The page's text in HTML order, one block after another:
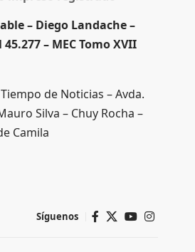
– Diego Landache –
– MEC Tomo XVII
de Noticias – Avda.
Silva – Chuy Rocha –
Camila
Síguenos